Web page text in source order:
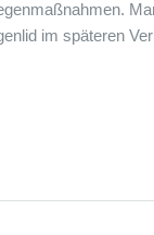
im späteren